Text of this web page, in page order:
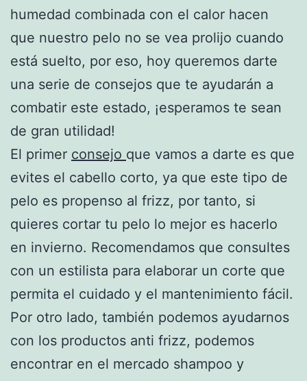
humedad combinada con el calor hacen
que nuestro pelo no se vea prolijo cuando
está suelto, por eso, hoy queremos darte
una serie de consejos que te ayudarán a
combatir este estado, ¡esperamos te sean
de gran utilidad!
El primer consejo que vamos a darte es que
evites el cabello corto, ya que este tipo de
pelo es propenso al frizz, por tanto, si
quieres cortar tu pelo lo mejor es hacerlo
en invierno. Recomendamos que consultes
con un estilista para elaborar un corte que
permita el cuidado y el mantenimiento fácil.
Por otro lado, también podemos ayudarnos
con los productos anti frizz, podemos
encontrar en el mercado shampoo y